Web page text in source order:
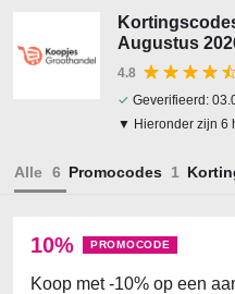
Augustus
4.8
✓ Geverifieerd:
▼ Hieronder zijn 6
Alle Promocodes
10% PROMOCODE
Koop met -10% op een